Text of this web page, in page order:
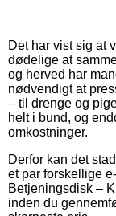
Det har vist sig at
dødelige at
og herved har
nødvendigt at
– til drenge og
helt i bund, og
omkostninger.
Derfor kan det
et par forskellige
Betjeningsdisk –
inden du